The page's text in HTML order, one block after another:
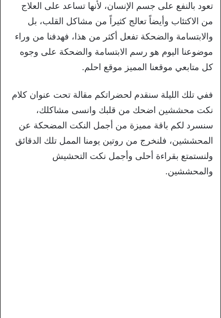
تعود بالنفع على جسم الإنسان، لأنها تساعد على العلاج
من الاكتئاب وأيضاً تعالج كثيراً من مشاكل القلب، بل
والابتسامة والضحكة تفعل أكثر من هذا، فهدفنا من وراء
موضوعنا اليوم هو رسم الابتسامة والضحكة على وجوه
كل متابعي موقعنا المميز موقع احلم.
ففي تلك الليلة سنقدم لحضراتكم مقالة تحت عنوان كلام
نكت محششين اضحك من قلبك وانسى مشاكلك،
سنسرد لكم باقة مميزة من أجمل النكت المضحكة عن
المحششين، فلنخرج من روتين يومنا الممل تلك الدقائق
ولنستمتع بقراءة أحلى وأجمل نكت التحشيش
والمحششين.